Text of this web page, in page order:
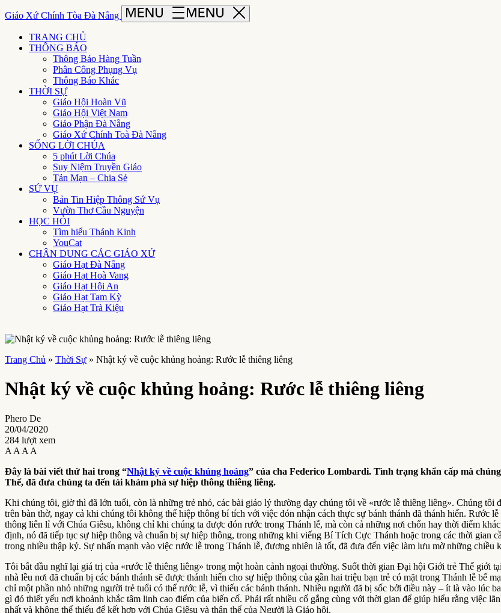
Giáo Xứ Chính Tòa Đà Nẵng
TRANG CHỦ
THÔNG BÁO
Thông Báo Hàng Tuần
Phân Công Phụng Vụ
Thông Báo Khác
THỜI SỰ
Giáo Hội Hoàn Vũ
Giáo Hội Việt Nam
Giáo Phận Đà Nẵng
Giáo Xứ Chính Toà Đà Nẵng
SỐNG LỜI CHÚA
5 phút Lời Chúa
Suy Niệm Truyền Giáo
Tản Mạn – Chia Sẻ
SỨ VỤ
Bản Tin Hiệp Thông Sứ Vụ
Vườn Thơ Cầu Nguyện
HỌC HỎI
Tìm hiểu Thánh Kinh
YouCat
CHÂN DUNG CÁC GIÁO XỨ
Giáo Hạt Đà Nẵng
Giáo Hạt Hoà Vang
Giáo Hạt Hội An
Giáo Hạt Tam Kỳ
Giáo Hạt Trà Kiệu
Trang Chủ » Thời Sự » Nhật ký về cuộc khủng hoảng: Rước lễ thiêng liêng
Nhật ký về cuộc khủng hoảng: Rước lễ thiêng liêng
Phero De
20/04/2020
284 lượt xem
A A A A
Đây là bài viết thứ hai trong “Nhật ký về cuộc khủng hoảng” của cha Federico Lombardi. Tình trạng khẩn cấp mà
Thể, đã đưa chúng ta đến tái khám phá sự hiệp thông thiêng liêng.
Khi chúng tôi, giờ thì đã lớn tuổi, còn là những trẻ nhỏ, các bài giáo lý thường dạy chúng tôi về «rước lễ thiêng liêng». Chúng tôi
trên bàn thờ, ngay cả khi chúng tôi không thể hiệp thông bí tích với việc đón nhận cách thực sự bánh thánh đã thánh hiến. Rước
thông liên lỉ với Chúa Giêsu, không chỉ khi chúng ta được đón rước trong Thánh lễ, mà còn cả những nơi chốn hay thời điểm
định, nó đã tiếp tục sự hiệp thông và chuẩn bị sự hiệp thông, trong những khi viếng Bí Tích Cực Thánh hoặc trong các thời gian
trong nhiều thập kỷ. Sự nhấn mạnh vào việc rước lễ trong Thánh lễ, đương nhiên là tốt, đã đưa đến việc làm lưu mờ những
Tôi bắt đầu nghĩ lại giá trị của «rước lễ thiêng liêng» trong một hoàn cảnh ngoại thường. Suốt thời gian Đại hội Giới trẻ Thế giới
nhà lều nơi đã chuẩn bị các bánh thánh sẽ được thánh hiến cho sự hiệp thông của gần hai triệu bạn trẻ có mặt trong Thánh lễ bế
chỉ một phần nhỏ những người trẻ tuổi có thể rước lễ, vì thiếu các bánh thánh. Nhiều người đã bị sốc bởi điều này – ít là vào lúc
gì đó thiết yếu nơi khoảnh khắc tâm linh cao điểm của biến cố. Phải rất nhiều cố gắng cùng với thời gian để giúp hiểu rằng việc
nhất và không thể thiếu để kết hợp với Chúa Giêsu và thân thể của Người là Giáo hội.